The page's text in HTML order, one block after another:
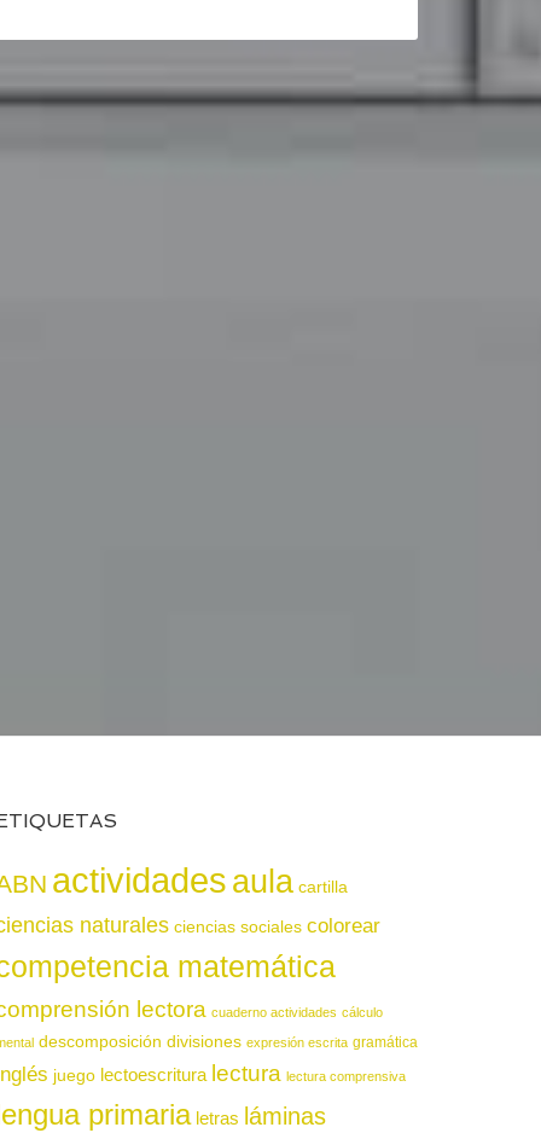
actividadesaula cartilla
naturales ciencias sociales colorear
matemática
lectora cuaderno actividades cálculo
descomposición divisiones expresión escrita gramática
juego lectoescritura lectura lectura comprensiva
primaria letras láminas